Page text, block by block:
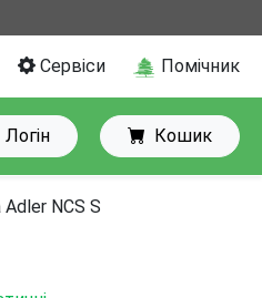
Сервіси Помічник
Логін Кошик
NCS S